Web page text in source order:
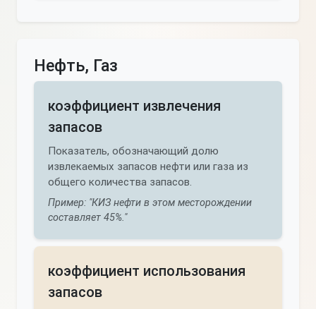
Нефть, Газ
коэффициент извлечения
запасов
Показатель, обозначающий долю
извлекаемых запасов нефти или газа из
общего количества запасов.
Пример: "КИЗ нефти в этом месторождении
составляет 45%."
коэффициент использования
запасов